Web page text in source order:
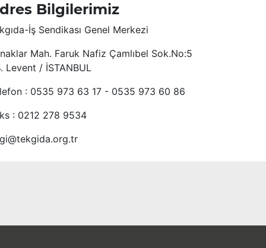
Bilgilerimiz
İş Sendikası Genel Merkezi
Mah. Faruk Nafiz Çamlıbel Sok.No:5
Levent / İSTANBUL
: 0535 973 63 17 - 0535 973 60 86
: 0212 278 9534